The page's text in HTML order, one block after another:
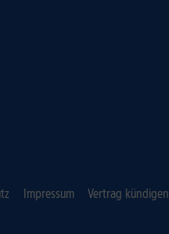
Impressum Vertrag kündigen